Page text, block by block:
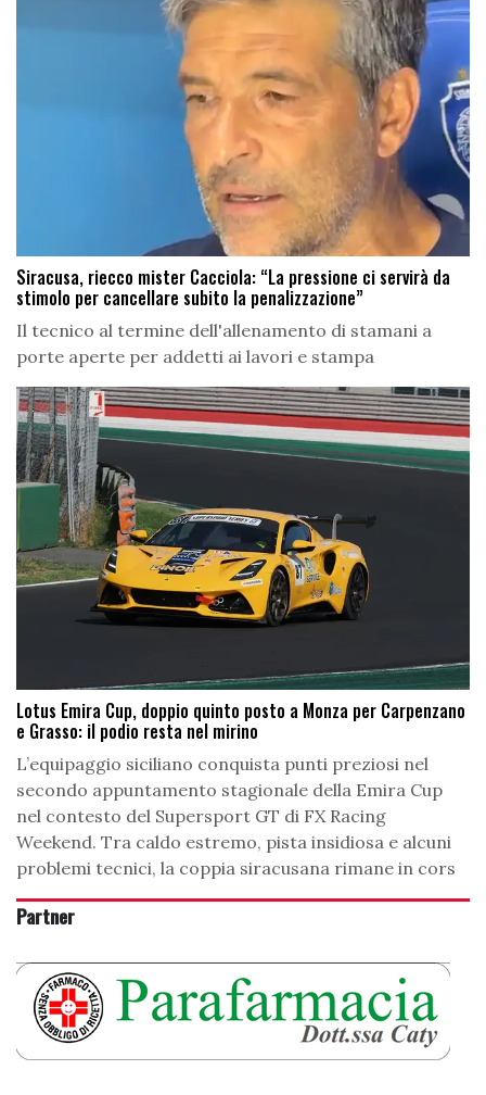
Siracusa, riecco mister Cacciola: “La pressione ci servirà da
stimolo per cancellare subito la penalizzazione”
Il tecnico al termine dell'allenamento di stamani a
porte aperte per addetti ai lavori e stampa
Lotus Emira Cup, doppio quinto posto a Monza per Carpenzano
e Grasso: il podio resta nel mirino
L’equipaggio siciliano conquista punti preziosi nel
secondo appuntamento stagionale della Emira Cup
nel contesto del Supersport GT di FX Racing
Weekend. Tra caldo estremo, pista insidiosa e alcuni
problemi tecnici, la coppia siracusana rimane in cors
Partner